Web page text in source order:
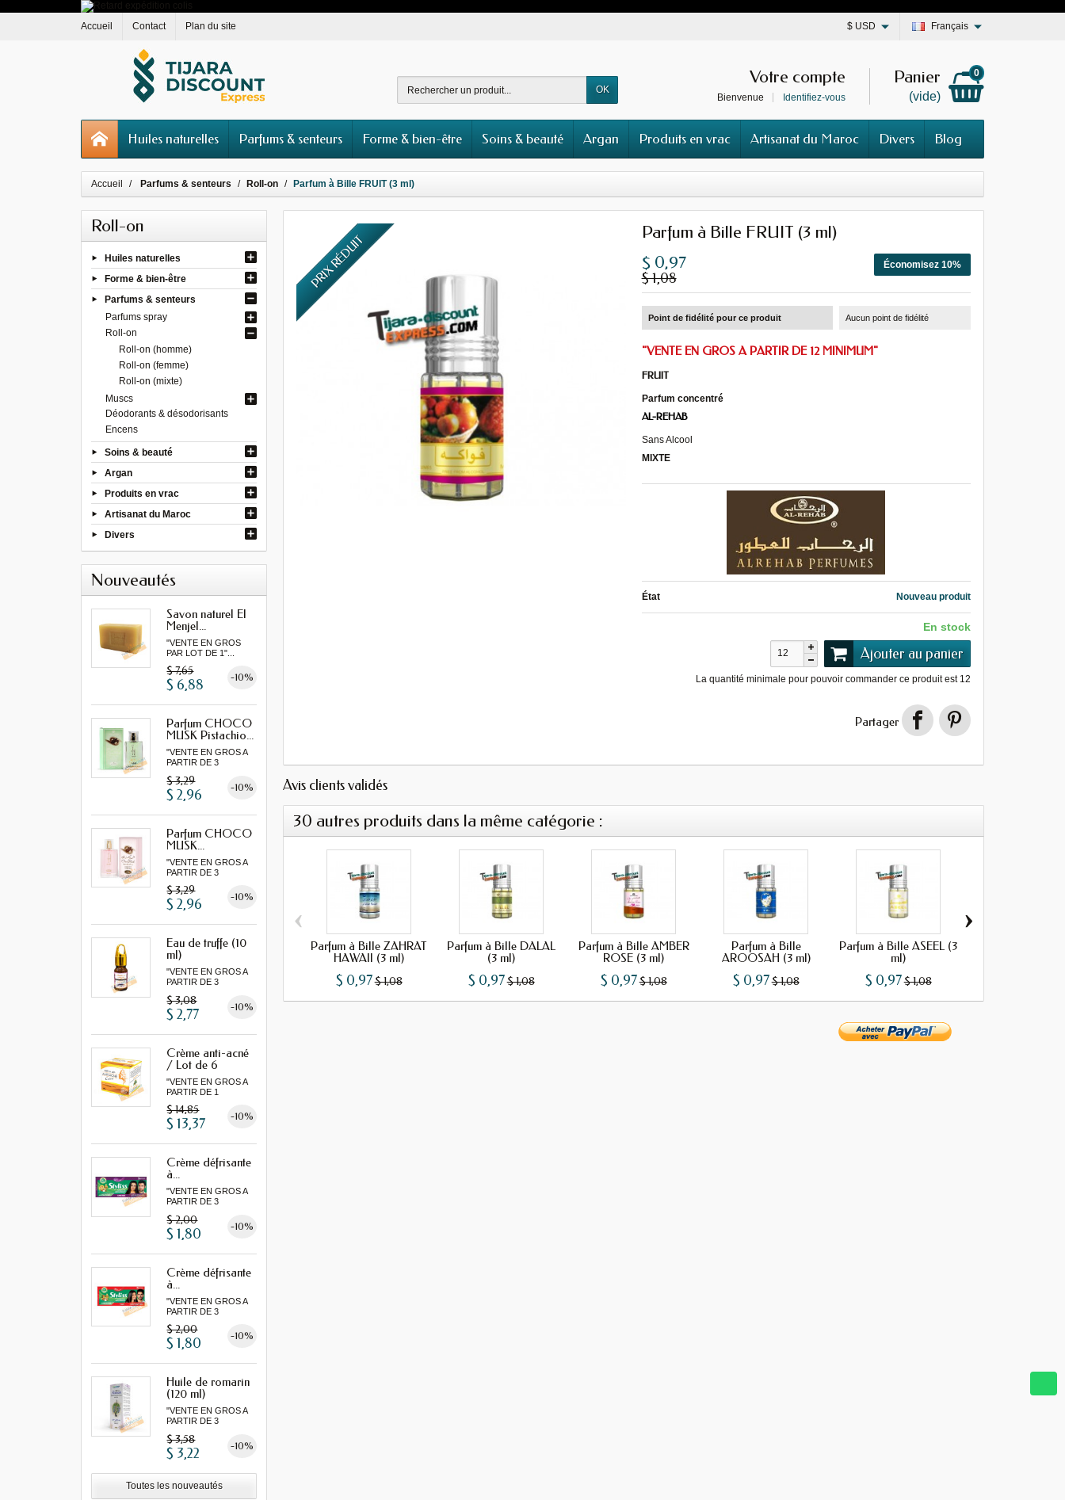
Accueil Contact Plan du site Français
$ USD
OK
Panier
(vide)
0
Votre compte
Bienvenue Identifiez-vous
Huiles naturelles Parfums & senteurs Forme & bien-être Soins & beauté Argan Produits en vrac Artisanat du Maroc Divers Blog
Accueil Parfums & senteurs Roll-on Parfum à Bille FRUIT (3 ml)
Roll-on
Huiles naturelles
Forme & bien-être
Parfums & senteurs
Parfums spray
Roll-on
Roll-on (homme)
Roll-on (femme)
Roll-on (mixte)
Muscs
Déodorants & désodorisants
Encens
Soins & beauté
Argan
Produits en vrac
Artisanat du Maroc
Divers
Nouveautés
Savon naturel El
Menjel...
"VENTE EN GROS
PAR LOT DE 1"...
$ 7,65 -10%
$ 6,88
Parfum CHOCO
MUSK Pistachio...
"VENTE EN GROS A
PARTIR DE 3
$ 3,29 -10%
$ 2,96
Parfum CHOCO
MUSK...
"VENTE EN GROS A
PARTIR DE 3
$ 3,29 -10%
$ 2,96
Eau de truffe (10
ml)
"VENTE EN GROS A
PARTIR DE 3
$ 3,08 -10%
$ 2,77
Crème anti-acné
/ Lot de 6
"VENTE EN GROS A
PARTIR DE 1
$ 14,85 -10%
$ 13,37
Crème défrisante
à...
"VENTE EN GROS A
PARTIR DE 3
$ 2,00 -10%
$ 1,80
Crème défrisante
à...
"VENTE EN GROS A
PARTIR DE 3
$ 2,00 -10%
$ 1,80
Huile de romarin
(120 ml)
"VENTE EN GROS A
PARTIR DE 3
$ 3,58 -10%
$ 3,22
Toutes les nouveautés
PRIX RÉDUIT
Parfum à Bille FRUIT (3 ml)
Économisez 10%
$ 0,97
$ 1,08
Point de fidélité pour ce produit Aucun point de fidélité
"VENTE EN GROS A PARTIR DE 12 MINIMUM"
FRUIT
Parfum concentré
AL-REHAB
Sans Alcool
MIXTE
État Nouveau produit
En stock
Ajouter au panier
La quantité minimale pour pouvoir commander ce produit est 12
Partager
Avis clients validés
30 autres produits dans la même catégorie :
Parfum à Bille ZAHRAT
HAWAII (3 ml)
$ 0,97$ 1,08
Parfum à Bille DALAL
(3 ml)
$ 0,97$ 1,08
Parfum à Bille AMBER
ROSE (3 ml)
$ 0,97$ 1,08
Parfum à Bille
AROOSAH (3 ml)
$ 0,97$ 1,08
Parfum à Bille ASEEL (3
ml)
$ 0,97$ 1,08
‹ ›